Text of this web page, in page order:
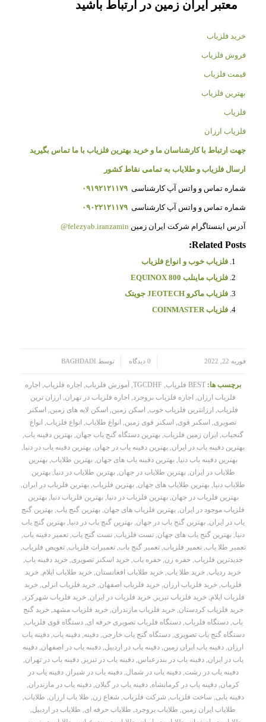
معتبر ایران زمین در ارتباط باشید
خرید فلزیاب
فروش فلزیاب
قیمت فلزیاب
بهترین فلزیاب
فلزیاب
فلزیاب ارزان
جهت ارتباط با کارشناسان ما و خرید بهترین فلزیاب با ما تماس بگیرید
ارسال فلزیاب و طلایاب به تمامی نقاط کشور
شماره تماس و واتس آپ کارشناسی ۰۹۱۹۲۱۲۱۱۷۹
شماره تماس و واتس آپ کارشناسی ۰۹۰۲۲۱۲۱۱۷۹
آدرس اینستاگرام شرکت ایران زمین felezyab.iranzamin@
Related Posts:
فلزیاب خوب و انواع فلزیاب
فلزیاب ماینلب EQUINOX 800
فلزیاب ماکرو JEOTECH جویتک
فلزیاب COINMASTER
فوریه 22, 2022 0 دیدگاه توسط BAGHDADI
برچسب ها: BEST فلزیاب ,
TGCDHF
, آموزش فلزیاب, اجاره فلزیاب, اجاره
فلزیاب ارزان, اجاره فلزیاب بروجرد, اجاره فلزیاب در تهران,
ارزان ترین
فلزیاب, ارزانترین فلزیاب خوب, اسکن زمین, اسکن لایه های زمین,
اسکنر
تصویری, اسکنر قوی, اسکنر قوی زمین, انواع طلایاب, انواع فلزیاب, انواع
گنجیاب, ایران زمین فلزیاب, بهترین دستگاه گنج یاب جهان, بهترین دفینه یاب,
بهترین دفینه یاب در ایران, بهترین دفینه یاب در جهان, بهترین دفینه یاب در دنیا,
بهترین دفینه یاب دنیا, بهترین دفینه یاب های جهان, بهترین طلایاب, بهترین
طلایاب در ایران,بهترین طلایاب در جهان,بهترین طلایاب در دنیا,بهترین
طلایاب دنیا, بهترین طلایاب های جهان, بهترین فلزیاب, بهترین فلزیاب در ایران,
بهترین فلزیاب در جهان,بهترین فلزیاب در دنیا,بهترین فلزیاب دنیا,بهترین
فلزیاب موجود در ایران, بهترین فلزیاب های جهان, بهترین گنج یاب, بهترین گنج
یاب در ایران, بهترین گنج یاب در جهان, بهترین گنج یاب در دنیا, بهترین گنج یاب
دنیا, بهترین گنج یاب های جهان, تست فلزیاب, تست گنج یاب, تعمیر دفینه یاب,
تعمیر طلا یاب,تعمیر فلزیاب,تعمیر گنج یاب,تعمیرات فلزیاب,تعویض فلزیاب,
جدیدترین فلزیاب, حفره زن, حفره یاب, خرید اسکنر تصویری, خرید دفینه یاب,
خرید ردیاب, خرید طلا یاب, خرید طلایاب افغانستان, خرید طلایاب ایلام, خرید
فلزیاب, خرید فلزیاب ارزان, خرید فلزیاب اصفهان, خرید فلزیاب انزلی, خرید
فلزیاب ایلام,خرید فلزیاب تبریز ,خرید فلزیاب در ایران,خرید فلزیاب شهرکرد,
خرید فلزیاب کردستان,خرید فلزیاب مازندران,خرید فلزیاب مشهد,خرید گنج
یاب, دستگاه فلزیاب, دستگاه فلزیاب تصویری حرفه ای, دستگاه قوی فلزیاب,
دستگاه گنج یاب تصویری,دستگاه گنج یاب خارجی,دفینه,دفینه یاب,دفینه یاب
ارزان, دفینه یاب ایران زمین, دفینه یاب در اردبیل, دفینه یاب در اصفهان, دفینه
یاب در ایران,دفینه یاب در بندرعباس,دفینه یاب در تبریز ,دفینه یاب در تهران,
دفینه یاب در رشت,دفینه یاب در شمال,دفینه یاب در شیراز ,دفینه یاب در
کرمان, دفینه یاب در کرمانشاه, دفینه یاب در گیلان, دفینه یاب در مازندران,
دفینه یابی, ساخت فلزیاب, شرکت فلزیاب, شعاع زن, طلا یاب ارزان, طلایاب,
طلایاب ایران زمین, طلایاب بروجرد, طلایاب حرفه ای, طلایاب در اردبیل,